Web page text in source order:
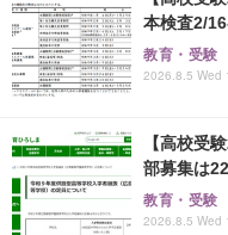
本検査2/
教育・受験
2026.8.5 Wed
【高校受
部募集は
教育・受験
2026.8.5 Wed